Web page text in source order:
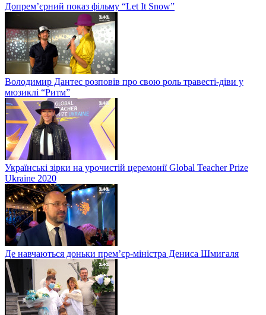
Допрем’єрний показ фільму “Let It Snow”
Володимир Дантес розповів про свою роль травесті-діви у
мюзиклі “Ритм”
Українські зірки на урочистій церемонії Global Teacher Prize
Ukraine 2020
Де навчаються доньки прем’єр-міністра Дениса Шмигаля